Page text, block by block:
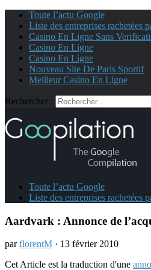
Toute l’actu Google
Liste des entreprises rachetées
Casino En Ligne Sans
Casino En Ligne
Casino En Ligne
Nouveau Site De Paris Sportif
Meilleur Casino En Ligne
Rechercher :
Toute l’actu Google
Liste des entreprises rachetées
Aardvark : Annonce de
parflorentM · 13 février 2010
Cet Article est la traduction d'une